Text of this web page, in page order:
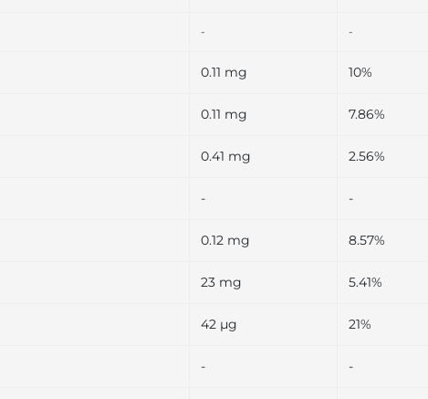
- -
0.11 mg 10%
0.11 mg 7.86%
0.41 mg 2.56%
- -
0.12 mg 8.57%
23 mg 5.41%
42 µg 21%
- -